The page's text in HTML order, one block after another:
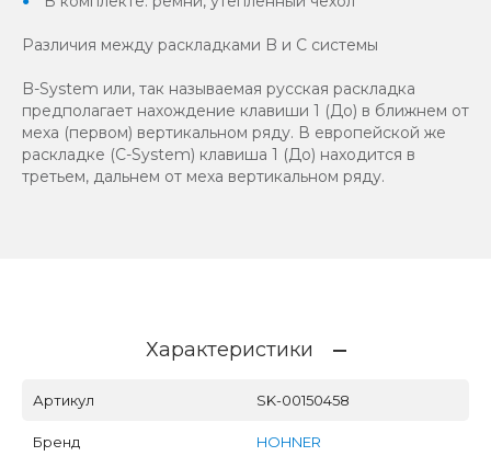
Различия между раскладками B и C системы
B-System или, так называемая русская раскладка
предполагает нахождение клавиши 1 (До) в ближнем от
меха (первом) вертикальном ряду. В европейской же
раскладке (C-System) клавиша 1 (До) находится в
третьем, дальнем от меха вертикальном ряду.
Характеристики
Артикул SK-00150458
Бренд HOHNER